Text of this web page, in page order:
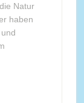
Natur
haben